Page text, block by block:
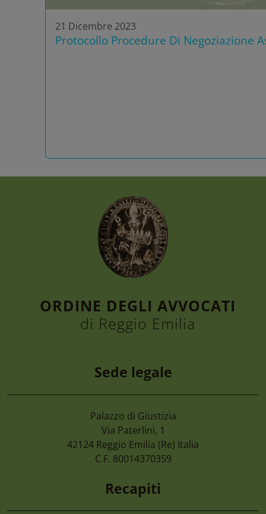
21 Dicembre 2023
Protocollo Procedure Di Negoziazione
6 Agosto 2026
Convegno “la Tutela Dell’ambiente,
Nel D.lgs. 81/2026. Le Nuove
ORDINE DEGLI AVVOCATI
di Reggio Emilia
Sede legale
Palazzo di Giustizia
Via Paterlini, 1
42124 Reggio Emilia (Re) Italia
C.F. 80014370359
Recapiti